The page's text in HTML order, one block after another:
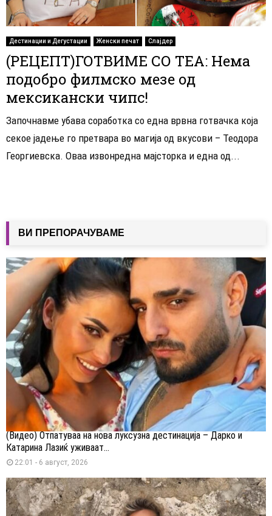
Дестинации и Дегустации Женски печат Слајдер
(РЕЦЕПТ)ГОТВИМЕ СО ТЕА: Нема
подобро филмско мезе од
мексикански чипс!
Започнавме убава соработка со една врвна готвачка која
секое јадење го претвара во магија од вкусови – Теодора
Георгиевска. Оваа извонредна мајсторка и една од...
ВИ ПРЕПОРАЧУВАМЕ
(Видео) Отпатуваа на нова луксузна дестинација – Дарко и
Катарина Лазиќ уживаат...
22:01 - 6 август, 2026